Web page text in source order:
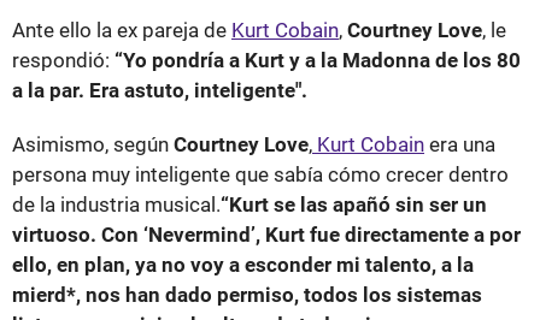
Ante ello la ex pareja de Kurt Cobain, Courtney Love, le
respondió: “Yo pondría a Kurt y a la Madonna de los 80
a la par. Era astuto, inteligente".
Asimismo, según Courtney Love, Kurt Cobain era una
persona muy inteligente que sabía cómo crecer dentro
de la industria musical.“Kurt se las apañó sin ser un
virtuoso. Con ‘Nevermind’, Kurt fue directamente a por
ello, en plan, ya no voy a esconder mi talento, a la
mierd*, nos han dado permiso, todos los sistemas